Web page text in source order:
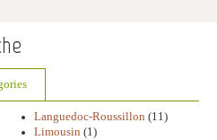
Languedoc-Roussillon (11)
Limousin (1)